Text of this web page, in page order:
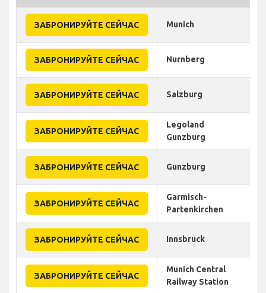
ЗАБРОНИРУЙТЕ СЕЙЧАС Munich
ЗАБРОНИРУЙТЕ СЕЙЧАС Nurnberg
ЗАБРОНИРУЙТЕ СЕЙЧАС Salzburg
ЗАБРОНИРУЙТЕ СЕЙЧАС
Legoland
Gunzburg
ЗАБРОНИРУЙТЕ СЕЙЧАС Gunzburg
ЗАБРОНИРУЙТЕ СЕЙЧАС
Garmisch-
Partenkirchen
ЗАБРОНИРУЙТЕ СЕЙЧАС Innsbruck
ЗАБРОНИРУЙТЕ СЕЙЧАС
Munich Central
Railway Station